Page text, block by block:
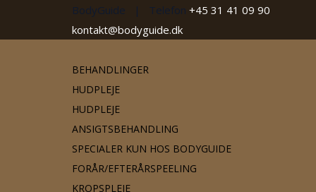
BodyGuide | Telefon +45 31 41 09 90
kontakt@bodyguide.dk
BEHANDLINGER
HUDPLEJE
HUDPLEJE
ANSIGTSBEHANDLING
SPECIALER KUN HOS BODYGUIDE
FORÅR/EFTERÅRSPEELING
KROPSPLEJE